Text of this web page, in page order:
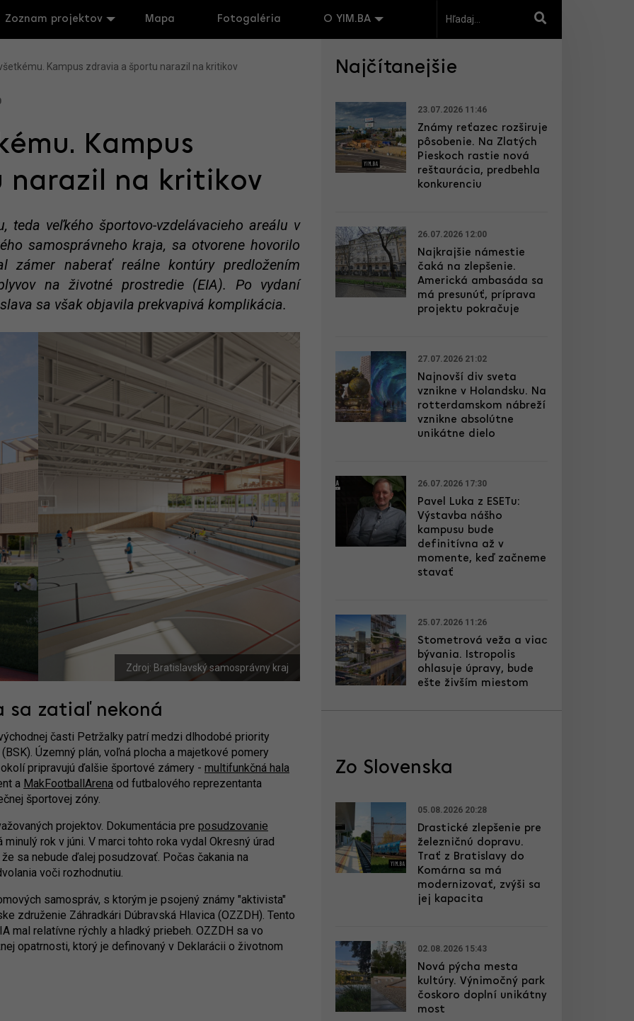
Zoznam projektov Mapa Fotogaléria O YIM.BA
Kampus zdravia a športu narazil na kritikov
Kampus
narazil na kritikov
teda veľkého športovo-vzdelávacieho areálu v
samosprávneho kraja, sa otvorene hovorilo
naberať reálne kontúry predložením
na životné prostredie (EIA). Po vydaní
sa však objavila prekvapivá komplikácia.
Zdroj: Bratislavský samosprávny kraj
sa zatiaľ nekoná
časti Petržalky patrí medzi dlhodobé priority
Územný plán, voľná plocha a majetkové pomery
pripravujú ďalšie športové zámery - multifunkčná hala
a MakFootballArena od futbalového reprezentanta
športovej zóny.
projektov. Dokumentácia pre posudzovanie
minulý rok v júni. V marci tohto roka vydal Okresný úrad
sa nebude ďalej posudzovať. Počas čakania na
voči rozhodnutiu.
samospráv, s ktorým je psojený známy "aktivista"
združenie Záhradkári Dúbravská Hlavica (OZZDH). Tento
mal relatívne rýchly a hladký priebeh. OZZDH sa vo
opatrnosti, ktorý je definovaný v Deklarácii o životnom
Najčítanejšie
23.07.2026 11:46
Známy reťazec rozširuje
pôsobenie. Na Zlatých
Pieskoch rastie nová
reštaurácia, predbehla
konkurenciu
26.07.2026 12:00
Najkrajšie námestie
čaká na zlepšenie.
Americká ambasáda sa
má presunúť, príprava
projektu pokračuje
27.07.2026 21:02
Najnovší div sveta
vznikne v Holandsku. Na
rotterdamskom nábreží
vznikne absolútne
unikátne dielo
26.07.2026 17:30
Pavel Luka z ESETu:
Výstavba nášho
kampusu bude
definitívna až v
momente, keď začneme
stavať
25.07.2026 11:26
Stometrová veža a viac
bývania. Istropolis
ohlasuje úpravy, bude
ešte živším miestom
Zo Slovenska
05.08.2026 20:28
Drastické zlepšenie pre
železničnú dopravu.
Trať z Bratislavy do
Komárna sa má
modernizovať, zvýši sa
jej kapacita
02.08.2026 15:43
Nová pýcha mesta
kultúry. Výnimočný park
čoskoro doplní unikátny
most